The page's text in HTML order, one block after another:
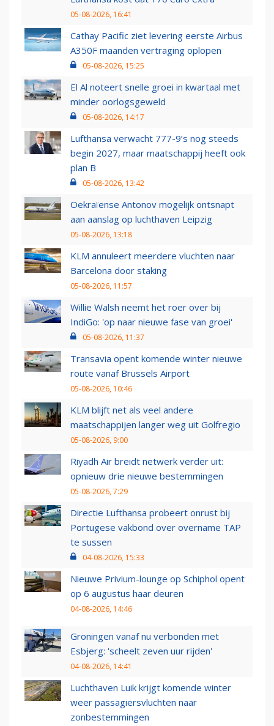
05-08-2026, 16:41
Cathay Pacific ziet levering eerste Airbus
A350F maanden vertraging oplopen
05-08-2026, 15:25
El Al noteert snelle groei in kwartaal met
minder oorlogsgeweld
05-08-2026, 14:17
Lufthansa verwacht 777-9’s nog steeds
begin 2027, maar maatschappij heeft ook
plan B
05-08-2026, 13:42
Oekraïense Antonov mogelijk ontsnapt
aan aanslag op luchthaven Leipzig
05-08-2026, 13:18
KLM annuleert meerdere vluchten naar
Barcelona door staking
05-08-2026, 11:57
Willie Walsh neemt het roer over bij
IndiGo: 'op naar nieuwe fase van groei'
05-08-2026, 11:37
Transavia opent komende winter nieuwe
route vanaf Brussels Airport
05-08-2026, 10:46
KLM blijft net als veel andere
maatschappijen langer weg uit Golfregio
05-08-2026, 9:00
Riyadh Air breidt netwerk verder uit:
opnieuw drie nieuwe bestemmingen
05-08-2026, 7:29
Directie Lufthansa probeert onrust bij
Portugese vakbond over overname TAP
te sussen
04-08-2026, 15:33
Nieuwe Privium-lounge op Schiphol opent
op 6 augustus haar deuren
04-08-2026, 14:46
Groningen vanaf nu verbonden met
Esbjerg: 'scheelt zeven uur rijden'
04-08-2026, 14:41
Luchthaven Luik krijgt komende winter
weer passagiersvluchten naar
zonbestemmingen